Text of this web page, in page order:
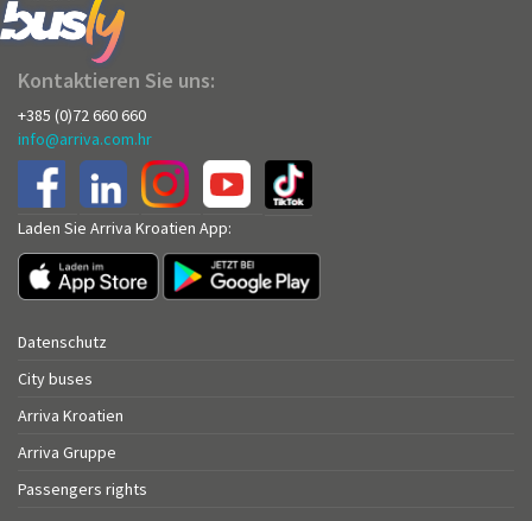
Kontaktieren Sie uns:
+385 (0)72 660 660
info@arriva.com.hr
Laden Sie Arriva Kroatien App:
Datenschutz
City buses
Arriva Kroatien
Arriva Gruppe
Passengers rights